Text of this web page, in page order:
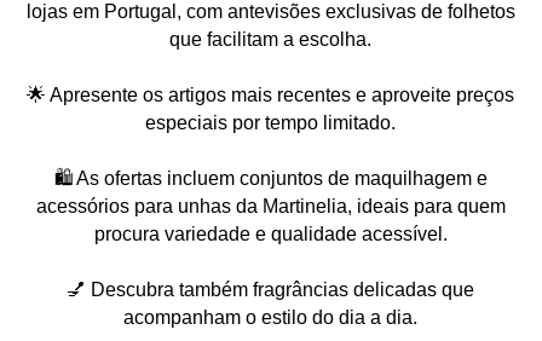
lojas em Portugal, com antevisões exclusivas de folhetos
que facilitam a escolha.
🌟 Apresente os artigos mais recentes e aproveite preços
especiais por tempo limitado.
🛍️ As ofertas incluem conjuntos de maquilhagem e
acessórios para unhas da Martinelia, ideais para quem
procura variedade e qualidade acessível.
💅 Descubra também fragrâncias delicadas que
acompanham o estilo do dia a dia.